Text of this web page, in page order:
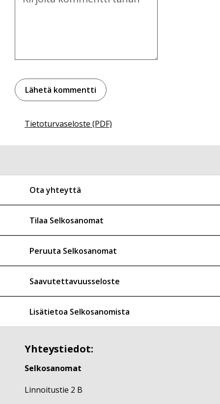
Tietoturvaseloste (PDF)
Ota yhteyttä
Tilaa Selkosanomat
Peruuta Selkosanomat
Saavutettavuusseloste
Lisätietoa Selkosanomista
Yhteystiedot:
Selkosanomat
Linnoitustie 2 B